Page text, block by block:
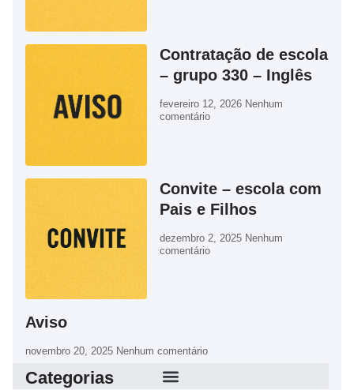
Contratação de escola
– grupo 330 – Inglês
fevereiro 12, 2026 Nenhum
comentário
Convite – escola com
Pais e Filhos
dezembro 2, 2025 Nenhum
comentário
Aviso
novembro 20, 2025 Nenhum comentário
Categorias